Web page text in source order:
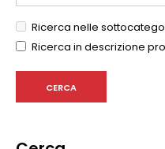
Ricerca nelle
Ricerca in descrizione